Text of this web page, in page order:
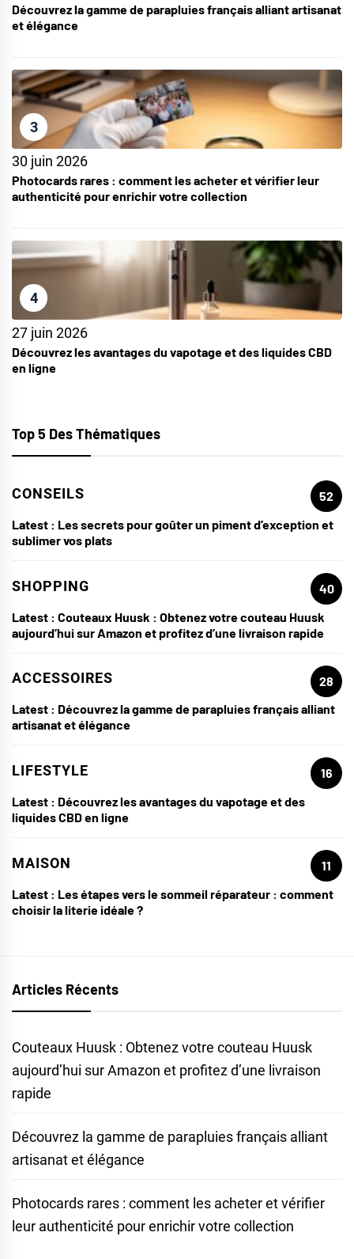
Découvrez la gamme de parapluies français alliant artisanat
et élégance
3
30 juin 2026
Photocards rares : comment les acheter et vérifier leur
authenticité pour enrichir votre collection
4
27 juin 2026
Découvrez les avantages du vapotage et des liquides CBD
en ligne
Top 5 Des Thématiques
CONSEILS
52
Latest : Les secrets pour goûter un piment d’exception et
sublimer vos plats
SHOPPING
40
Latest : Couteaux Huusk : Obtenez votre couteau Huusk
aujourd’hui sur Amazon et profitez d’une livraison rapide
ACCESSOIRES
28
Latest : Découvrez la gamme de parapluies français alliant
artisanat et élégance
LIFESTYLE
16
Latest : Découvrez les avantages du vapotage et des
liquides CBD en ligne
MAISON
11
Latest : Les étapes vers le sommeil réparateur : comment
choisir la literie idéale ?
Articles Récents
Couteaux Huusk : Obtenez votre couteau Huusk
aujourd’hui sur Amazon et profitez d’une livraison
rapide
Découvrez la gamme de parapluies français alliant
artisanat et élégance
Photocards rares : comment les acheter et vérifier
leur authenticité pour enrichir votre collection